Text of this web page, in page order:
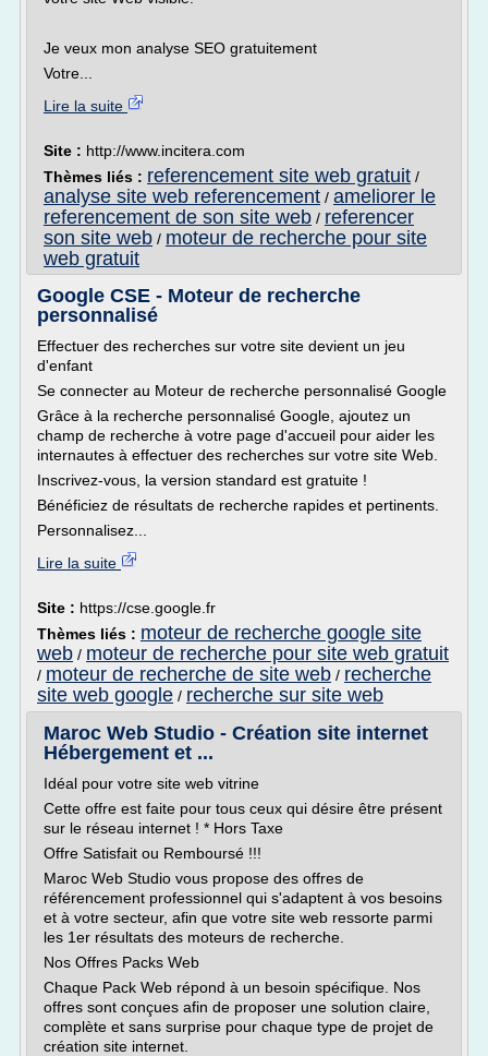
Je veux mon analyse SEO gratuitement
Votre...
Lire la suite
Site : http://www.incitera.com
Thèmes liés : referencement site web gratuit /
analyse site web referencement / ameliorer le
referencement de son site web / referencer
son site web / moteur de recherche pour site
web gratuit
Google CSE - Moteur de recherche
personnalisé
Effectuer des recherches sur votre site devient un jeu
d'enfant
Se connecter au Moteur de recherche personnalisé Google
Grâce à la recherche personnalisé Google, ajoutez un
champ de recherche à votre page d'accueil pour aider les
internautes à effectuer des recherches sur votre site Web.
Inscrivez-vous, la version standard est gratuite !
Bénéficiez de résultats de recherche rapides et pertinents.
Personnalisez...
Lire la suite
Site : https://cse.google.fr
Thèmes liés : moteur de recherche google site
web / moteur de recherche pour site web gratuit
/ moteur de recherche de site web / recherche
site web google / recherche sur site web
Maroc Web Studio - Création site internet
Hébergement et ...
Idéal pour votre site web vitrine
Cette offre est faite pour tous ceux qui désire être présent
sur le réseau internet ! * Hors Taxe
Offre Satisfait ou Remboursé !!!
Maroc Web Studio vous propose des offres de
référencement professionnel qui s'adaptent à vos besoins
et à votre secteur, afin que votre site web ressorte parmi
les 1er résultats des moteurs de recherche.
Nos Offres Packs Web
Chaque Pack Web répond à un besoin spécifique. Nos
offres sont conçues afin de proposer une solution claire,
complète et sans surprise pour chaque type de projet de
création site internet.